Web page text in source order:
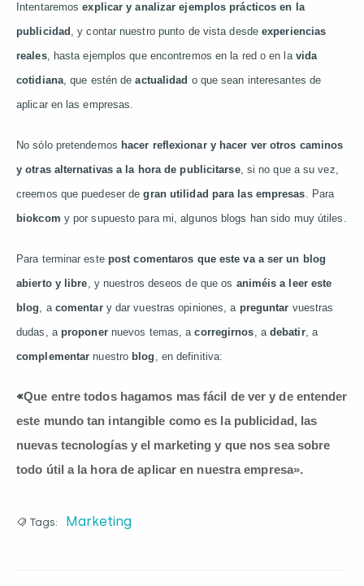
Intentaremosexplicar y analizar ejemplos prácticos en la
publicidad , y contar nuestro punto de vista desde experiencias
reales, hasta ejemplos que encontremos en la red o en la vida
cotidiana, que estén deactualidad o que sean interesantes de
aplicar en las empresas.
No sólo pretendemos hacer reflexionar y hacer ver otros caminos
y otras alternativas a la hora de publicitarse, si no que a su vez,
creemos que puedeser degran utilidad para las empresas. Para
biokcom y por supuesto para mi, algunos blogs han sido muy útiles.
Para terminar este post comentaros que este va a ser un blog
abierto y libre, y nuestros deseos de que os animéis a leer este
blog, a comentary dar vuestras opiniones, a preguntar vuestras
dudas, a proponernuevos temas, acorregirnos, a debatir, a
complementar nuestro blog , en definitiva:
«Que entre todos hagamos mas fácil de ver y de entender
este mundo tan intangible como es la publicidad, las
nuevas tecnologías y el marketing y que nos sea sobre
todo útil a la hora de aplicar en nuestra empresa».
Tags: Marketing